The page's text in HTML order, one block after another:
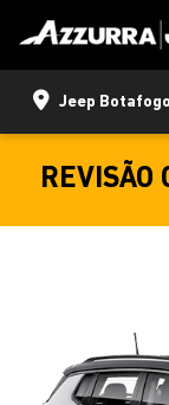
Jeep Botafogo
REVISÃO